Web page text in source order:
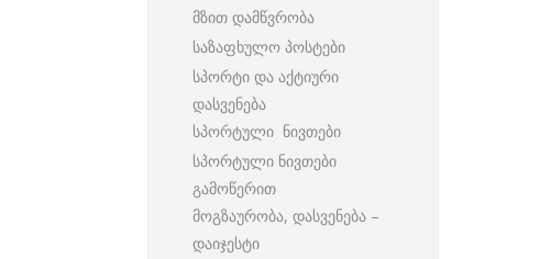
მზით დამწვრობა
საზაფხულო პოსტები
სპორტი და აქტიური
დასვენება
სპორტული ნივთები
სპორტული ნივთები
გამოწერით
მოგზაურობა, დასვენება –
დაიჯესტი